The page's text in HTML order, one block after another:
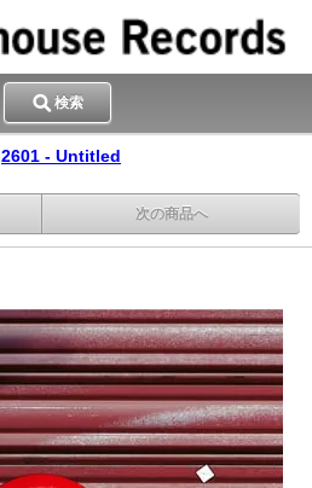
検索
2601 - Untitled
次の商品へ